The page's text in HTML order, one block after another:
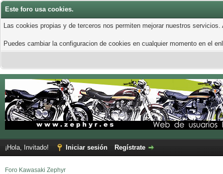
Este foro usa cookies.
Las cookies propias y de terceros nos permiten mejorar nuestros
Puedes cambiar la configuracion de cookies en cualquier momento en el
¡Hola, Invitado! Iniciar sesión Regístrate
Foro Kawasaki Zephyr